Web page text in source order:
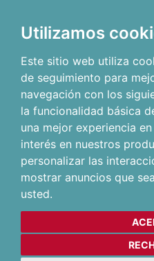
Utilizamos
Este sitio web utiliza
de seguimiento para
navegación con los
la funcionalidad básica
una mejor experiencia
interés en nuestros
personalizar las
mostrar anuncios que
usted.